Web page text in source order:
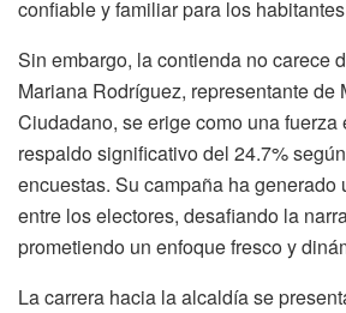
confiable y familiar para los
Sin embargo, la contienda no carece
Mariana Rodríguez, representante de
Ciudadano, se erige como una fuerza
respaldo significativo del 24.7%
encuestas. Su campaña ha generado
entre los electores, desafiando la
prometiendo un enfoque fresco y
La carrera hacia la alcaldía se